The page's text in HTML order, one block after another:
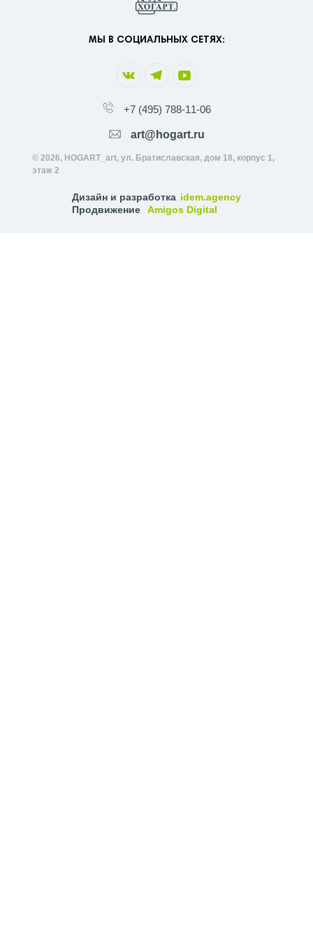
МЫ В СОЦИАЛЬНЫХ СЕТЯХ:
+7 (495) 788-11-06
art@hogart.ru
© 2026, HOGART_art, ул. Братиславская, дом 18, корпус 1,
этаж 2
Дизайн и разработка idem.agency
Продвижение
Amigos Digital